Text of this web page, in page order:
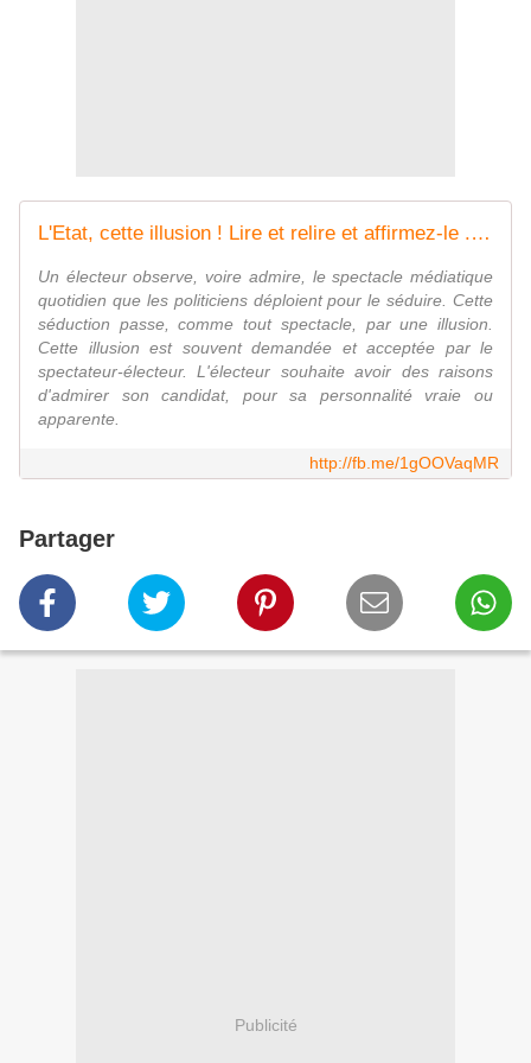
L'Etat, cette illusion ! Lire et relire et affirmez-le ... - Lumières et Liberté
Un électeur observe, voire admire, le spectacle médiatique
quotidien que les politiciens déploient pour le séduire. Cette
séduction passe, comme tout spectacle, par une illusion.
Cette illusion est souvent demandée et acceptée par le
spectateur-électeur. L'électeur souhaite avoir des raisons
d'admirer son candidat, pour sa personnalité vraie ou
apparente.
http://fb.me/1gOOVaqMR
Partager
Publicité